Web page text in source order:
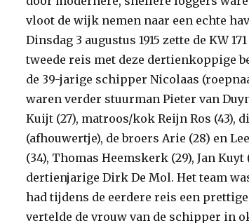
vloot de wijk nemen naar een echte
Dinsdag 3 augustus 1915 zette de KW
tweede reis met deze dertienkoppige
de 39-jarige schipper Nicolaas
waren verder stuurman Pieter van
Kuijt (27), matroos/kok Reijn Ros (43),
(afhouwertje), de broers Arie (28) en
(34), Thomas Heemskerk (29), Jan
dertienjarige Dirk De Mol. Het team
had tijdens de eerdere reis een
vertelde de vrouw van de schipper in